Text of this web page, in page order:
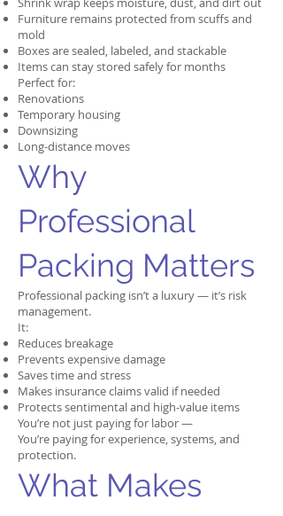
Furniture remains protected from scuffs and
mold
Boxes are sealed, labeled, and stackable
Items can stay stored safely for months
Perfect for:
Renovations
Temporary housing
Downsizing
Long-distance moves
Why
Professional
Packing Matters
Professional packing isn’t a luxury — it’s risk
management.
It:
Reduces breakage
Prevents expensive damage
Saves time and stress
Makes insurance claims valid if needed
Protects sentimental and high-value items
You’re not just paying for labor —
You’re paying for experience, systems, and
protection.
What Makes